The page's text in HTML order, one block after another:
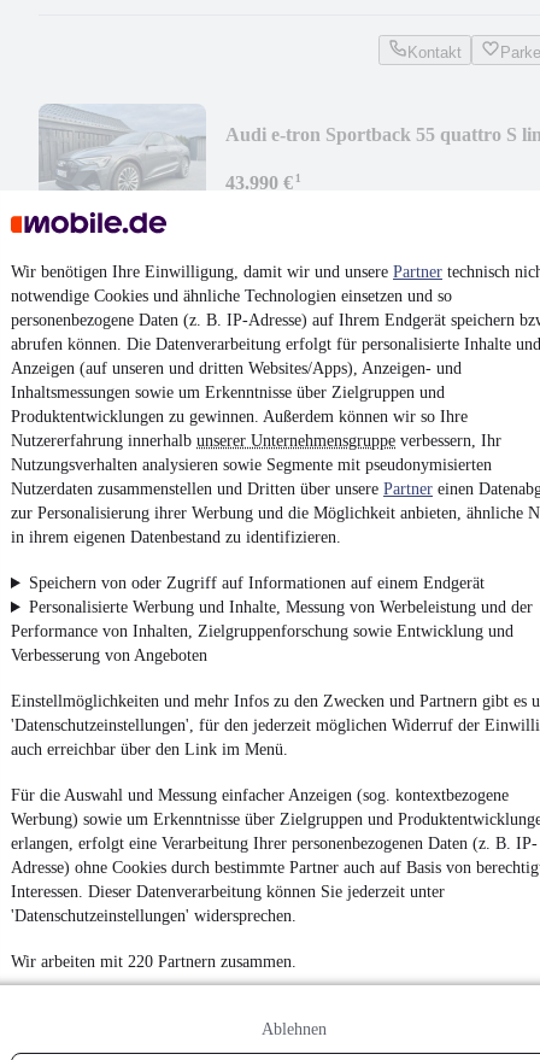
Wir benötigen Ihre Einwilligung, damit wir und unsere Partner technisch
notwendige Cookies und ähnliche Technologien einsetzen und so
personenbezogene Daten (z. B. IP-Adresse) auf Ihrem Endgerät speichern
abrufen können. Die Datenverarbeitung erfolgt für personalisierte Inhalte und
Anzeigen (auf unseren und dritten Websites/Apps), Anzeigen- und
Inhaltsmessungen sowie um Erkenntnisse über Zielgruppen und
Produktentwicklungen zu gewinnen. Außerdem können wir so Ihre
Nutzererfahrung innerhalb unserer Unternehmensgruppe verbessern, Ihr
Nutzungsverhalten analysieren sowie Segmente mit pseudonymisierten
Nutzerdaten zusammenstellen und Dritten über unsere Partner einen
zur Personalisierung ihrer Werbung und die Möglichkeit anbieten, ähnliche
in ihrem eigenen Datenbestand zu identifizieren.
Speichern von oder Zugriff auf Informationen auf einem Endgerät
Personalisierte Werbung und Inhalte, Messung von Werbeleistung und der
Performance von Inhalten, Zielgruppenforschung sowie Entwicklung und
Verbesserung von Angeboten
Einstellmöglichkeiten und mehr Infos zu den Zwecken und Partnern gibt es
'Datenschutzeinstellungen', für den jederzeit möglichen Widerruf der
auch erreichbar über den Link im Menü.
Für die Auswahl und Messung einfacher Anzeigen (sog. kontextbezogene
Werbung) sowie um Erkenntnisse über Zielgruppen und
erlangen, erfolgt eine Verarbeitung Ihrer personenbezogenen Daten (z. B. IP-
Adresse) ohne Cookies durch bestimmte Partner auch auf Basis von
Interessen. Dieser Datenverarbeitung können Sie jederzeit unter
'Datenschutzeinstellungen' widersprechen.
Wir arbeiten mit 220 Partnern zusammen.
Ablehnen
Kontakt
Audi e-tron Sportback 55 quattro S
43.990 €¹
Kontakt
¹MwSt. ausweisbar
4.6 Sterne
Nutze mobile.de schnell und einfach
App installieren
Impressum
AGB
Datenschutz
Datenschutzeinstellungen
Erklärung zur Barrierefreiheit
Report Security Vulnerability (English)
Powered by
ObNeuwagen ,Gebrauchtwagenoder
Fahrzeuge gibt es bei mobile.de